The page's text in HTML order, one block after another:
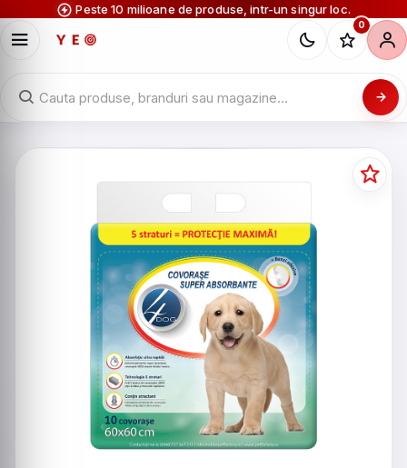
Peste 10 milioane de produse, intr-un singur loc.
0